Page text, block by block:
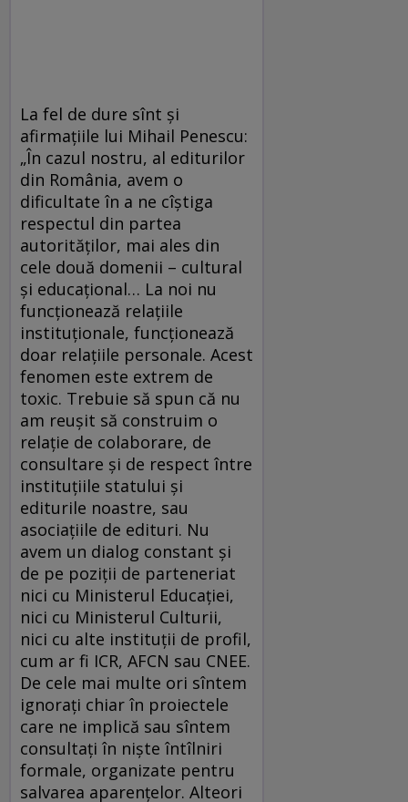
La fel de dure sînt şi
afirmaţiile lui Mihail Penescu:
„În cazul nostru, al editurilor
din România, avem o
dificultate în a ne cîștiga
respectul din partea
autorităților, mai ales din
cele două domenii – cultural
și educațional… La noi nu
funcționează relațiile
instituționale, funcționează
doar relațiile personale. Acest
fenomen este extrem de
toxic. Trebuie să spun că nu
am reușit să construim o
relație de colaborare, de
consultare și de respect între
instituțiile statului și
editurile noastre, sau
asociațiile de edituri. Nu
avem un dialog constant și
de pe poziții de parteneriat
nici cu Ministerul Educației,
nici cu Ministerul Culturii,
nici cu alte instituții de profil,
cum ar fi ICR, AFCN sau CNEE.
De cele mai multe ori sîntem
ignorați chiar în proiectele
care ne implică sau sîntem
consultați în niște întîlniri
formale, organizate pentru
salvarea aparențelor. Alteori